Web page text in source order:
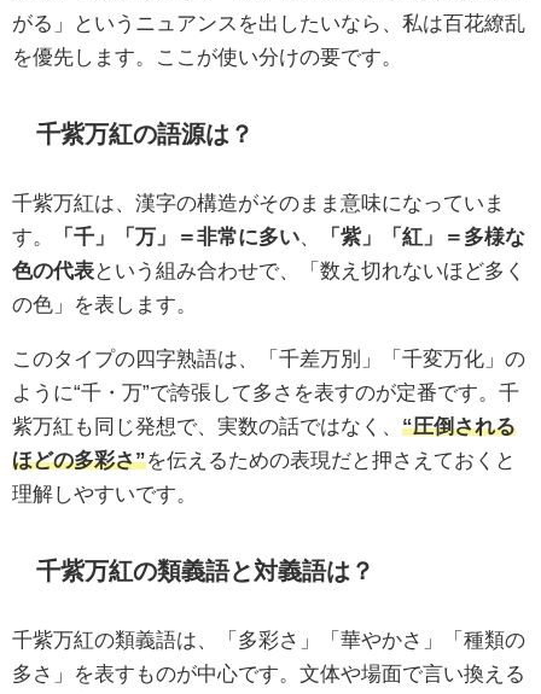
がる」というニュアンスを出したいなら、私は百花繚乱
を優先します。ここが使い分けの要です。
千紫万紅の語源は？
千紫万紅は、漢字の構造がそのまま意味になっていま
す。
「千」「万」＝非常に多い
「紫」「紅」＝多様な
色の代表という組み合わせで、「数え切れないほど多く
の色」を表します。
このタイプの四字熟語は、「千差万別」「千変万化」の
ように“千・万”で誇張して多さを表すのが定番です。千
紫万紅も同じ発想で、実数の話ではなく、 “圧倒される
ほどの多彩さ”を伝えるための表現だと押さえておくと
理解しやすいです。
千紫万紅の類義語と対義語は？
千紫万紅の類義語は、「多彩さ」「華やかさ」「種類の
多さ」を表すものが中心です。文体や場面で言い換える